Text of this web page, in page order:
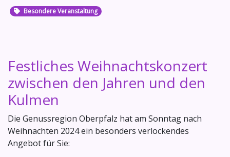
Besondere Veranstaltung
Festliches Weihnachtskonzert
zwischen den Jahren und den
Kulmen
Die Genussregion Oberpfalz hat am Sonntag nach
Weihnachten 2024 ein besonders verlockendes
Angebot für Sie: